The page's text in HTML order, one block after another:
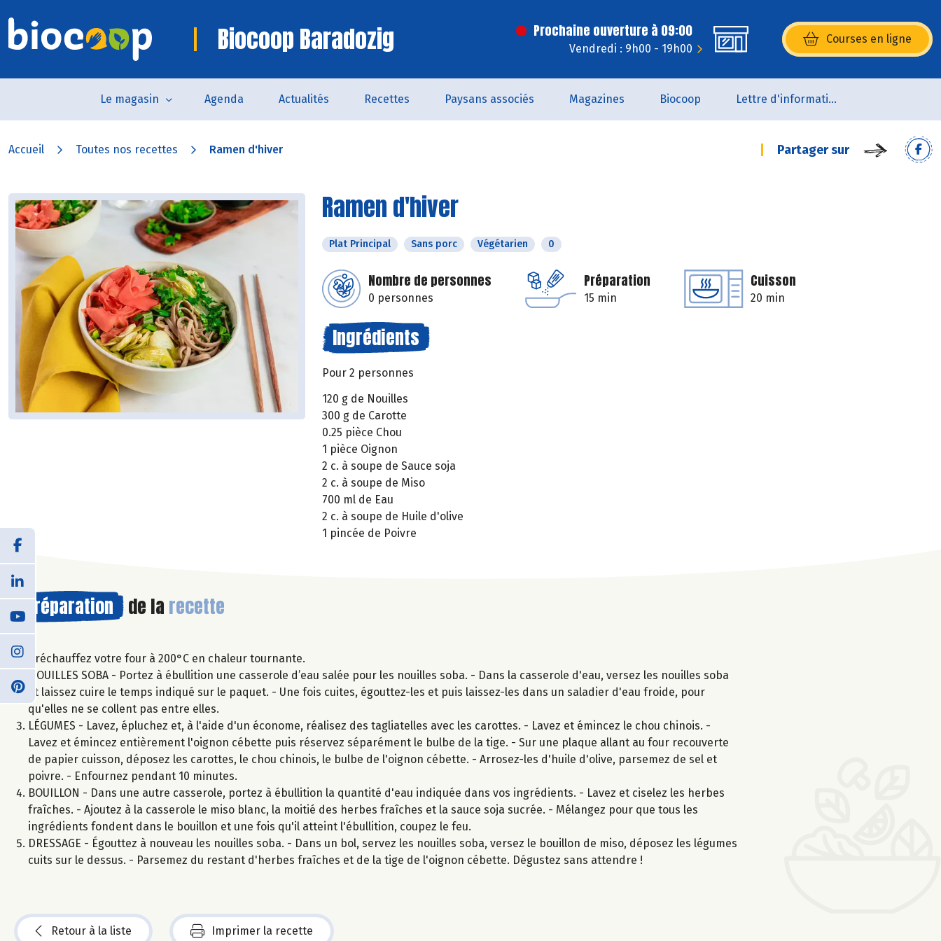
Biocoop Baradozig Prochaine ouverture à 09:00
Vendredi : 9h00 - 19h00
Courses en ligne
(s’ouvre dans une nouvelle
Le magasin Agenda Actualités Recettes Paysans associés Magazines Biocoop Lettre d'information de la Maison de la Bio
Accueil Toutes nos recettes Ramen d'hiver Partager sur
Ramen d'hiver
Plat Principal Sans porc Végétarien 0
Nombre de personnes
0 personnes
Préparation
15 min
Cuisson
20 min
Ingrédients
Pour 2 personnes
120 g de Nouilles
300 g de Carotte
0.25 pièce Chou
1 pièce Oignon
2 c. à soupe de Sauce soja
2 c. à soupe de Miso
700 ml de Eau
2 c. à soupe de Huile d'olive
1 pincée de Poivre
Préparation de la recette
Préchauffez votre four à 200°C en chaleur tournante.
NOUILLES SOBA - Portez à ébullition une casserole d’eau salée pour les nouilles soba. - Dans la casserole d'eau, versez les nouilles soba
et laissez cuire le temps indiqué sur le paquet. - Une fois cuites, égouttez-les et puis laissez-les dans un saladier d'eau froide, pour
qu'elles ne se collent pas entre elles.
LÉGUMES - Lavez, épluchez et, à l'aide d'un économe, réalisez des tagliatelles avec les carottes. - Lavez et émincez le chou chinois. -
Lavez et émincez entièrement l'oignon cébette puis réservez séparément le bulbe de la tige. - Sur une plaque allant au four recouverte
de papier cuisson, déposez les carottes, le chou chinois, le bulbe de l'oignon cébette. - Arrosez-les d'huile d'olive, parsemez de sel et
poivre. - Enfournez pendant 10 minutes.
BOUILLON - Dans une autre casserole, portez à ébullition la quantité d'eau indiquée dans vos ingrédients. - Lavez et ciselez les herbes
fraîches. - Ajoutez à la casserole le miso blanc, la moitié des herbes fraîches et la sauce soja sucrée. - Mélangez pour que tous les
ingrédients fondent dans le bouillon et une fois qu'il atteint l'ébullition, coupez le feu.
DRESSAGE - Égouttez à nouveau les nouilles soba. - Dans un bol, servez les nouilles soba, versez le bouillon de miso, déposez les légumes
cuits sur le dessus. - Parsemez du restant d'herbes fraîches et de la tige de l'oignon cébette. Dégustez sans attendre !
Retour à la liste Imprimer la recette